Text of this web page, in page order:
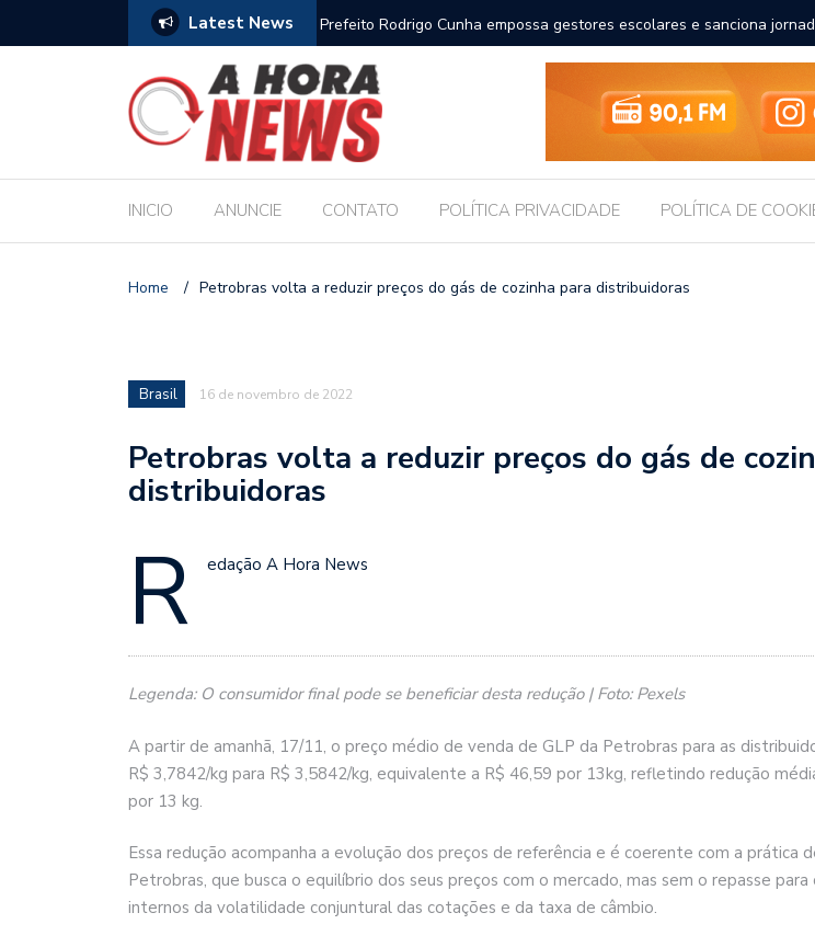
Latest News
empossa gestores escolares e sanciona jornada de 30 horas Escola Massa transforma a educação e amplia
pública de Maceió
INICIO ANUNCIE CONTATO POLÍTICA PRIVACIDADE POLÍTICA DE
Home / Petrobras volta a reduzir preços do gás de cozinha para distribuidoras
Brasil 16 de novembro de 2022
Petrobras volta a reduzir preços do gás de
distribuidoras
R edação A Hora News
Legenda: O consumidor final pode se beneficiar desta redução | Foto: Pexels
A partir de amanhã, 17/11, o preço médio de venda de GLP da Petrobras para as
R$ 3,7842/kg para R$ 3,5842/kg, equivalente a R$ 46,59 por 13kg, refletindo redução
por 13 kg.
Essa redução acompanha a evolução dos preços de referência e é coerente com a prática
Petrobras, que busca o equilíbrio dos seus preços com o mercado, mas sem o repasse para
internos da volatilidade conjuntural das cotações e da taxa de câmbio.